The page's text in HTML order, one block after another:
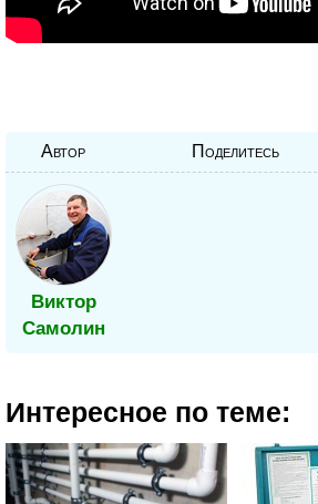
Автор Поделитесь
Виктор
Самолин
Интересное по теме: